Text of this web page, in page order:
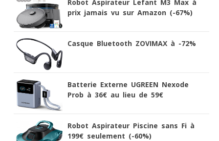
Robot Aspirateur Lefant M3 Max à
prix jamais vu sur Amazon (-67%)
Casque Bluetooth ZOVIMAX à -72%
Batterie Externe UGREEN Nexode
Prob à 36€ au lieu de 59€
Robot Aspirateur Piscine sans Fi à
199€ seulement (-60%)